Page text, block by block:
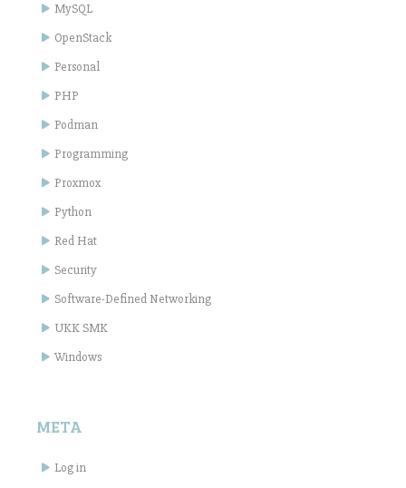
MySQL
OpenStack
Personal
PHP
Podman
Programming
Proxmox
Python
Red Hat
Security
Software-Defined Networking
UKK SMK
Windows
META
Log in